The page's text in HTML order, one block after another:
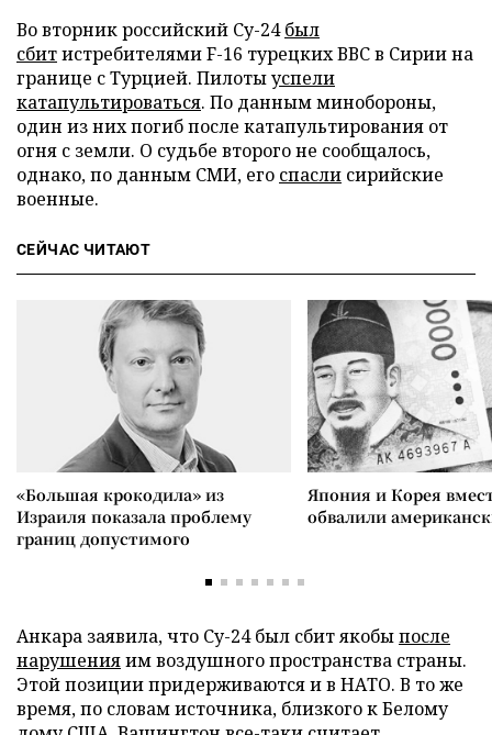
Во вторник российский Су-24был
сбитистребителями F-16 турецких ВВС в Сирии на
границе с Турцией. Пилотыуспели
катапультироваться. По данным минобороны,
один из них погиб после катапультирования от
огня с земли. О судьбе второго не сообщалось,
однако, по данным СМИ, его спасли сирийские
военные.
СЕЙЧАС ЧИТАЮТ
«Большая крокодила» из
Израиля показала проблему
границ допустимого
Япония и Корея
обвалили
Анкара заявила, что Су-24 был сбит якобыпосле
нарушенияим воздушного пространства страны.
Этой позиции придерживаются и в НАТО. В то же
время, по словам источника, близкого к Белому